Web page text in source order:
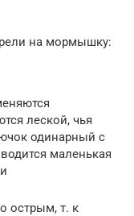
на мормышку:
леской, чья
одинарный с
маленькая
острым, т. к